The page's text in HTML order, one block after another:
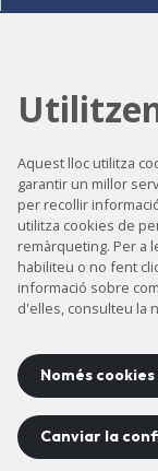
©2026CELLS
Aquest lloc utilitza
garantir un millor
per recollir
utilitza cookies de
remàrqueting. Per a
habiliteu o no fent
informació sobre
d'elles, consulteu la
Només
Canviar la